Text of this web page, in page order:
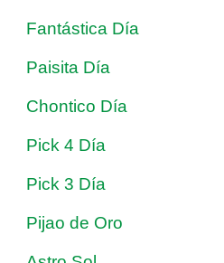
Fantástica Día
Paisita Día
Chontico Día
Pick 4 Día
Pick 3 Día
Pijao de Oro